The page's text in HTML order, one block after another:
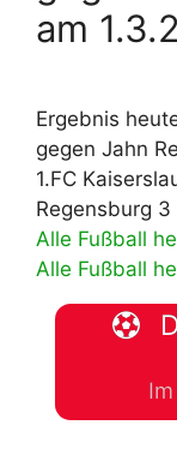
am
Ergebnis
gegen Jahn
1.FC
Regensburg 3
Alle Fußball
Alle Fußball